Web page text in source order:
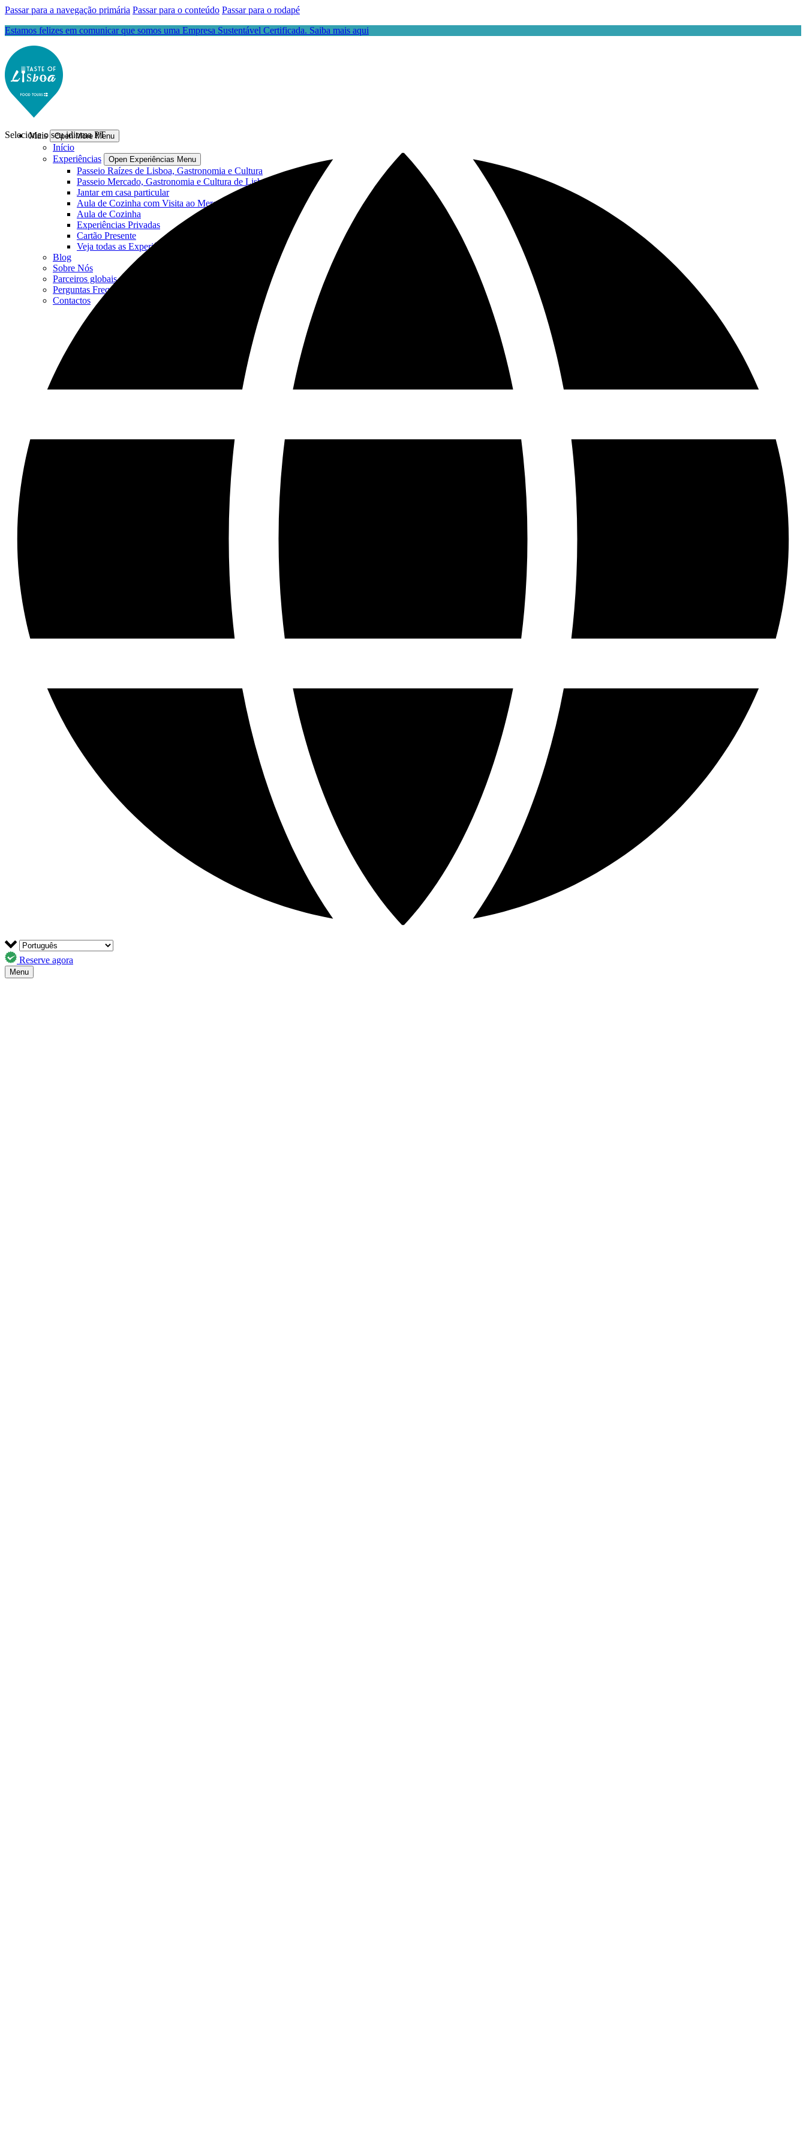
Passar para a navegação primária Passar para o conteúdo Passar para o rodapé
Estamos felizes em comunicar que somos uma Empresa Sustentável Certificada. Saiba mais aqui
Mais Open More Menu
Início
Experiências
Open Experiências Menu
Passeio Raízes de Lisboa, Gastronomia e Cultura
Passeio Mercado, Gastronomia e Cultura de Lisboa
Jantar em casa particular
Aula de Cozinha com Visita ao Mercado
Aula de Cozinha
Experiências Privadas
Cartão Presente
Veja todas as Experiências
Blog
Sobre Nós
Parceiros globais
Perguntas Frequentes
Contactos
Selecione o seu idioma PT
Reserve agora
Menu